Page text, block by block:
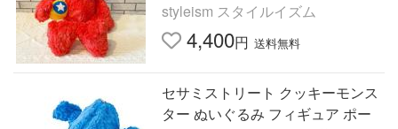
styleism スタイルイズム
4,400円 送料無料
セサミストリート クッキーモンス
ター ぬいぐるみ フィギュア ポー